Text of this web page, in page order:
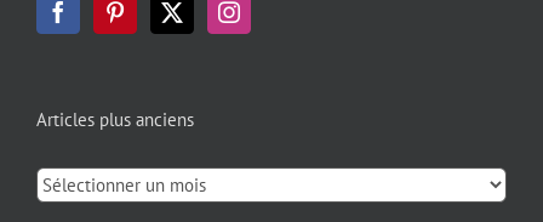
Articles plus anciens
Articles
plus